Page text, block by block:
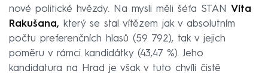
nové politické hvězdy. Na mysli měli šéfa STAN Víta
Rakušana, který se stal vítězem jak v absolutním
počtu preferenčních hlasů (59 792), tak v jejich
poměru v rámci kandidátky (43,47 %). Jeho
kandidatura na Hrad je však v tuto chvíli čistě